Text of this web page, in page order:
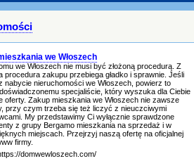
we Włoszech
we Włoszech nie musi być złożoną procedurą. Z
procedura zakupu przebiega gładko i sprawnie. Jeśli
nabycie nieruchomości we Włoszech, powierz to
specjaliście, który wyszuka dla Ciebie
oferty. Zakup mieszkania we Włoszech nie zawsze
przy czym trzeba się też liczyć z nieuczciwymi
My przedstawimy Ci wyłącznie sprawdzone
z grupy Bergamo mieszkania na sprzedaż i w
miejscach. Przejrzyj naszą ofertę na oficjalnej
firmy.
domwewloszech.com/